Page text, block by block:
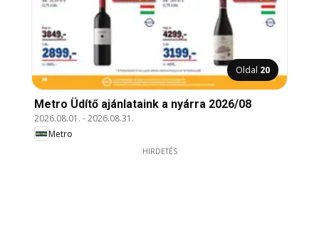
Oldal 20
Metro Üdítő ajánlataink a nyárra 2026/08
2026.08.01. -2026.08.31.
Metro
HIRDETÉS